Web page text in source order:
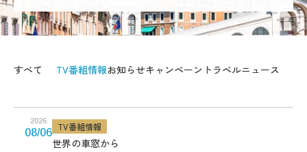
すべて TV番組情報お知らせキャンペーン トラベルニュース
2026
08/06
TV番組情報
世界の車窓から